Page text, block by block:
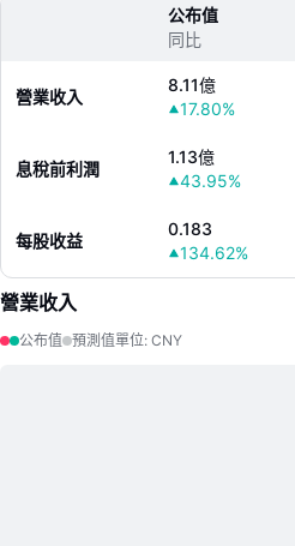
公布值
同比
營業收入
8.11億
17.80%
息稅前利潤
1.13億
43.95%
每股收益
0.183
134.62%
營業收入
公布值 預測值單位: CNY